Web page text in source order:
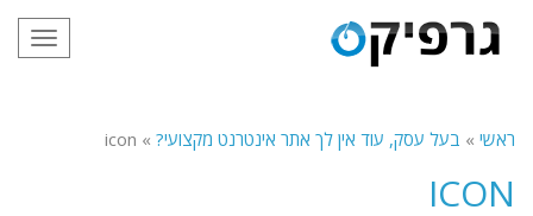
ראשי » בעל עסק, עוד אין לך אתר אינטרנט מקצועי? »
icon
ICON